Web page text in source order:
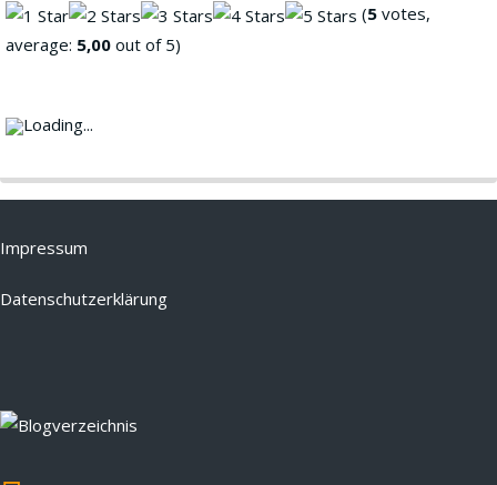
(5 votes,
average: 5,00 out of 5)
Loading...
Impressum
Datenschutzerklärung